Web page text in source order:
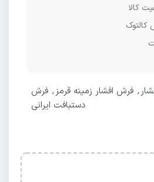
کالا
کالتوک
, فرش افشار زمینه قرمز, فرش
دستبافت ایرانی